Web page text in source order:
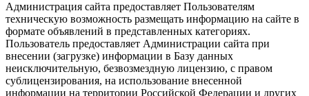
Администрация сайта предоставляет Пользователям
техническую возможность размещать информацию на сайте в
формате объявлений в представленных категориях.
Пользователь предоставляет Администрации сайта при
внесении (загрузке) информации в Базу данных
неисключительную, безвозмездную лицензию, с правом
сублицензирования, на использование внесенной
информации на территории Российской Федерации и других